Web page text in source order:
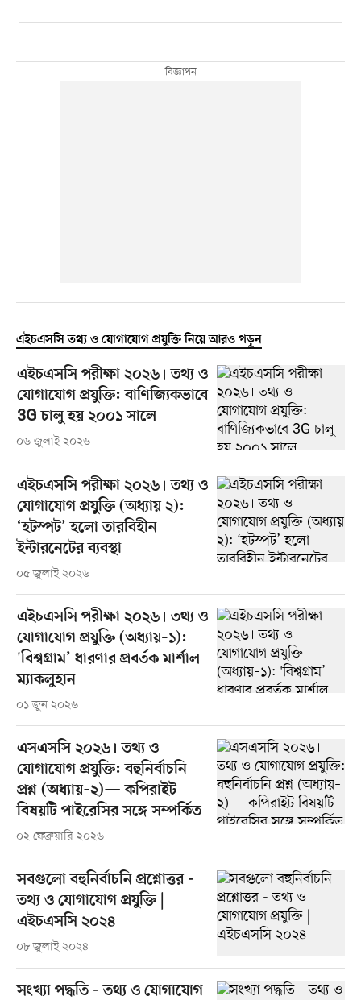
এইচএসসি তথ্য ও যোগাযোগ প্রযুক্তি নিয়ে আরও পড়ুন
এইচএসসি পরীক্ষা ২০২৬। তথ্য ও
যোগাযোগ প্রযুক্তি: বাণিজ্যিকভাবে
3G চালু হয় ২০০১ সালে
০৬ জুলাই ২০২৬
এইচএসসি পরীক্ষা ২০২৬। তথ্য ও
যোগাযোগ প্রযুক্তি (অধ্যায় ২):
‘হটস্পট’ হলো তারবিহীন
ইন্টারনেটের ব্যবস্থা
০৫ জুলাই ২০২৬
এইচএসসি পরীক্ষা ২০২৬। তথ্য ও
যোগাযোগ প্রযুক্তি (অধ্যায়–১):
'বিশ্বগ্রাম’ ধারণার প্রবর্তক মার্শাল
ম্যাকলুহান
০১ জুন ২০২৬
এসএসসি ২০২৬। তথ্য ও
যোগাযোগ প্রযুক্তি: বহুনির্বাচনি
প্রশ্ন (অধ্যায়–২)— কপিরাইট
বিষয়টি পাইরেসির সঙ্গে সম্পর্কিত
০২ ফেব্রুয়ারি ২০২৬
সবগুলো বহুনির্বাচনি প্রশ্নোত্তর -
তথ্য ও যোগাযোগ প্রযুক্তি |
এইচএসসি ২০২৪
০৮ জুলাই ২০২৪
সংখ্যা পদ্ধতি - তথ্য ও যোগাযোগ